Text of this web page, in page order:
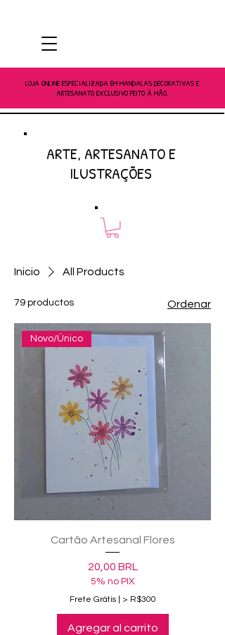
LOJA ONLINE ESPECIALIZADA EM MANDALAS DECORATIVAS E
ARTESANATO EXCLUSIVO FEITO À MÃO.
ARTE, ARTESANATO E
ILUSTRAÇÕES
Inicio All Products
79 productos Ordenar
Novo/Único
Cartão Artesanal Flores
Precio
20,00 BRL
5% no PIX
Frete Grátis | > R$300
Agregar al carrito